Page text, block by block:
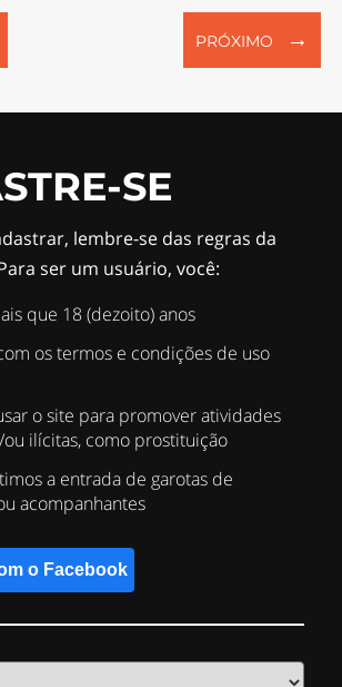
PRÓXIMO →
SE
lembre-se das regras da
ser um usuário, você:
que 18 (dezoito) anos
os termos e condições de uso
o site para promover atividades
ilícitas, como prostituição
a entrada de garotas de
acompanhantes